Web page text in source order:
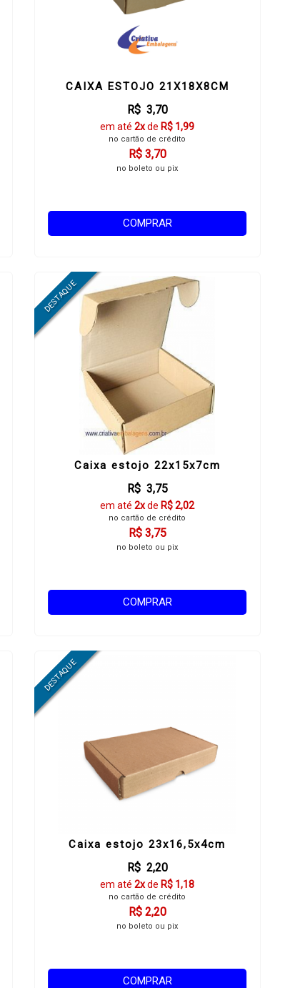
CAIXA ESTOJO 21X18X8CM
R$ 3,70
em até2xde R$ 1,99
no cartão de crédito
R$ 3,70
no boleto ou pix
COMPRAR
Caixa estojo 22x15x7cm
R$ 3,75
em até2xde R$ 2,02
no cartão de crédito
R$ 3,75
no boleto ou pix
COMPRAR
Caixa estojo 23x16,5x4cm
R$ 2,20
em até2xde R$ 1,18
no cartão de crédito
R$ 2,20
no boleto ou pix
COMPRAR